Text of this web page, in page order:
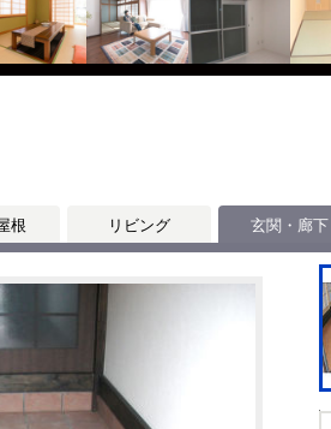
根 リビング 玄関・廊下